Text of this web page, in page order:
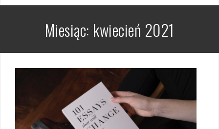
Miesiąc: kwiecień 2021